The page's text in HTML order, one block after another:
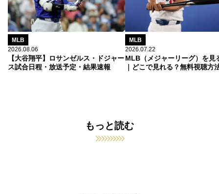
MLB
2026.08.06
【大谷翔平】ロサンゼルス・ドジャー
ス試合日程・放送予定・結果速報
MLB
2026.07.22
MLB（メジャーリーグ）を見
｜どこで見れる？無料視聴方
もっと読む